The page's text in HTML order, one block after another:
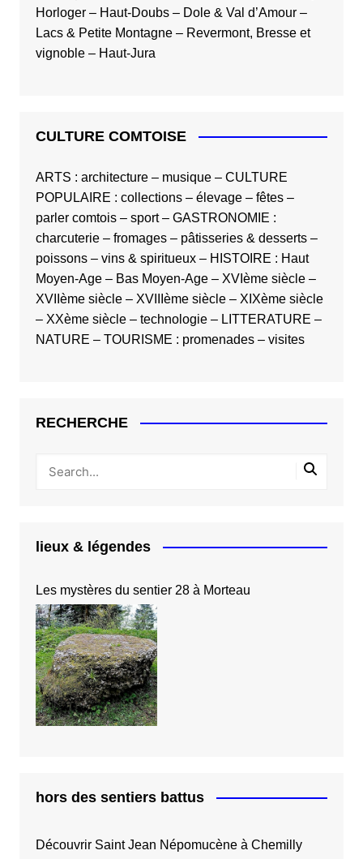
Horloger– Haut-Doubs– Dole & Val d’Amour–
Lacs & Petite Montagne– Revermont, Bresse et
vignoble– Haut-Jura
CULTURE COMTOISE
ARTS : architecture– musique– CULTURE
POPULAIRE : collections– élevage– fêtes–
parler comtois– sport– GASTRONOMIE :
charcuterie– fromages– pâtisseries & desserts–
poissons– vins & spiritueux– HISTOIRE : Haut
Moyen-Age– Bas Moyen-Age– XVIème siècle–
XVIIème siècle– XVIIIème siècle– XIXème siècle
– XXème siècle– technologie– LITTERATURE –
NATURE – TOURISME : promenades– visites
RECHERCHE
lieux & légendes
Les mystères du sentier 28 à Morteau
hors des sentiers battus
Découvrir Saint Jean Népomucène à Chemilly